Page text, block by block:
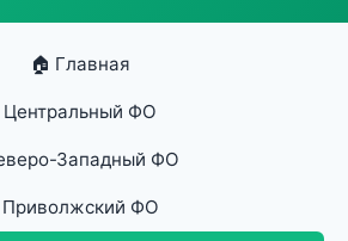
🏠 Главная
Центральный ФО
Западный ФО
Приволжский ФО